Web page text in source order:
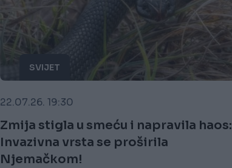
SVIJET
22.07.26. 19:30
Zmija stigla u smeću i napravila haos:
Invazivna vrsta se proširila
Njemačkom!